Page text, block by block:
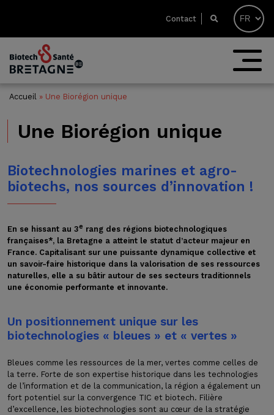
Contact
Accueil » Une Biorégion unique
Une Biorégion unique
Biotechnologies marines et agro-
biotechs, nos sources d’innovation !
En se hissant au 3e rang des régions biotechnologiques
françaises*, la Bretagne a atteint le statut d’acteur majeur en
France. Capitalisant sur une puissante dynamique collective et
un savoir-faire historique dans la valorisation de ses ressources
naturelles, elle a su bâtir autour de ses secteurs traditionnels
une économie performante et innovante.
Un positionnement unique sur les
biotechnologies « bleues » et « vertes »
Bleues comme les ressources de la mer, vertes comme celles de
la terre. Forte de son expertise historique dans les technologies
de l’information et de la communication, la région a également un
fort potentiel sur la convergence TIC et biotech. Filière
d’excellence, les biotechnologies sont au cœur de la stratégie